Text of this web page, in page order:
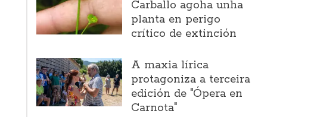
Carballo agoha unha
planta en perigo
crítico de extinción
A maxia lírica
protagoniza a terceira
edición de "Ópera en
Carnota"